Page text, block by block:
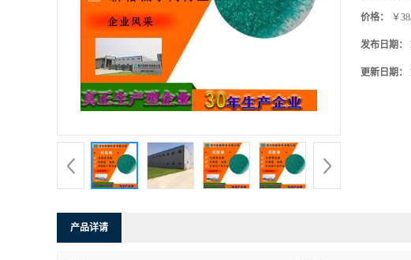
价格： ￥
发布日期：
更新日期：
产品详请